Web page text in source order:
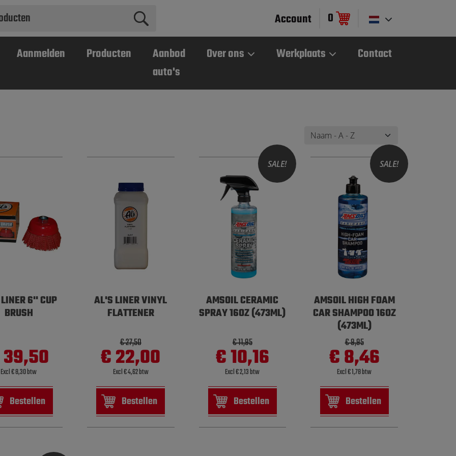
Account 0
Aanmelden Producten
Aanbod
auto's
Over ons Werkplaats Contact
6'' CUP
BRUSH
Excl € 8,30 btw
Bestellen
AL'S LINER VINYL
FLATTENER
€ 27,50
€ 22,00
Excl € 4,62 btw
Bestellen
SALE!
AMSOIL CERAMIC
SPRAY 16OZ (473ML)
€ 11,95
€ 10,16
Excl € 2,13 btw
Bestellen
SALE!
AMSOIL HIGH FOAM
CAR SHAMPOO 16OZ
(473ML)
€ 9,95
€ 8,46
Excl € 1,78 btw
Bestellen